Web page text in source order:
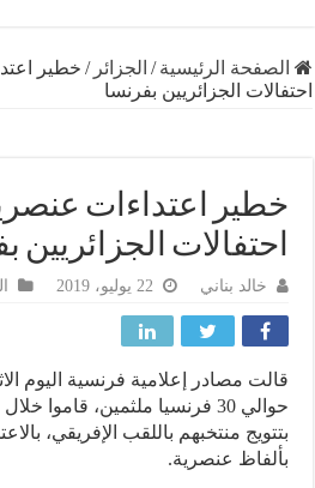
الرئيسية /الجزائر/خطير
الجزائريين بفرنسا
اعتداءات
الجزائريين
خالد بناني الجزائر
حوالي 30 فرنسيا ملثمين، قاموا خلال
منتخبهم باللقب الإفريقي،
عنصرية.